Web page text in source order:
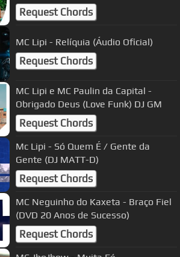
| Official Music Video
Request Chords
MC Lipi - Relíquia (Áudio Oficial)
Request Chords
MC Lipi e MC Paulin da Capital -
Obrigado Deus (Love Funk) DJ GM
Request Chords
Mc Lipi - Só Quem É / Gente da
Gente (DJ MATT-D)
Request Chords
MC Neguinho do Kaxeta - Braço Fiel
(DVD 20 Anos de Sucesso)
Request Chords